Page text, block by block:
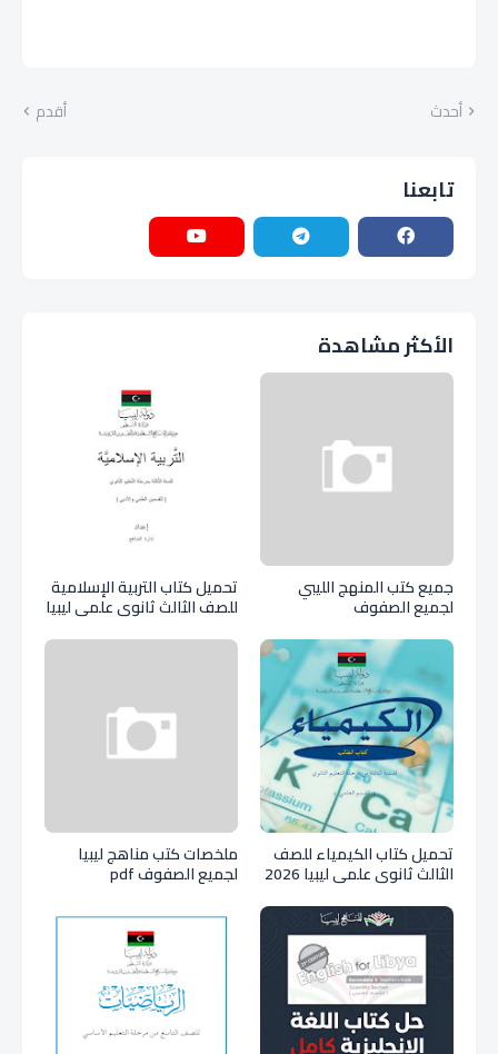
أحدث أقدم
تابعنا
الأكثر مشاهدة
جميع كتب المنهج الليبي
لجميع الصفوف
تحميل كتاب التربية الإسلامية
للصف الثالث ثانوي علمي ليبيا
تحميل كتاب الكيمياء للصف
الثالث ثانوي علمي ليبيا 2026
ملخصات كتب مناهج ليبيا
لجميع الصفوف pdf